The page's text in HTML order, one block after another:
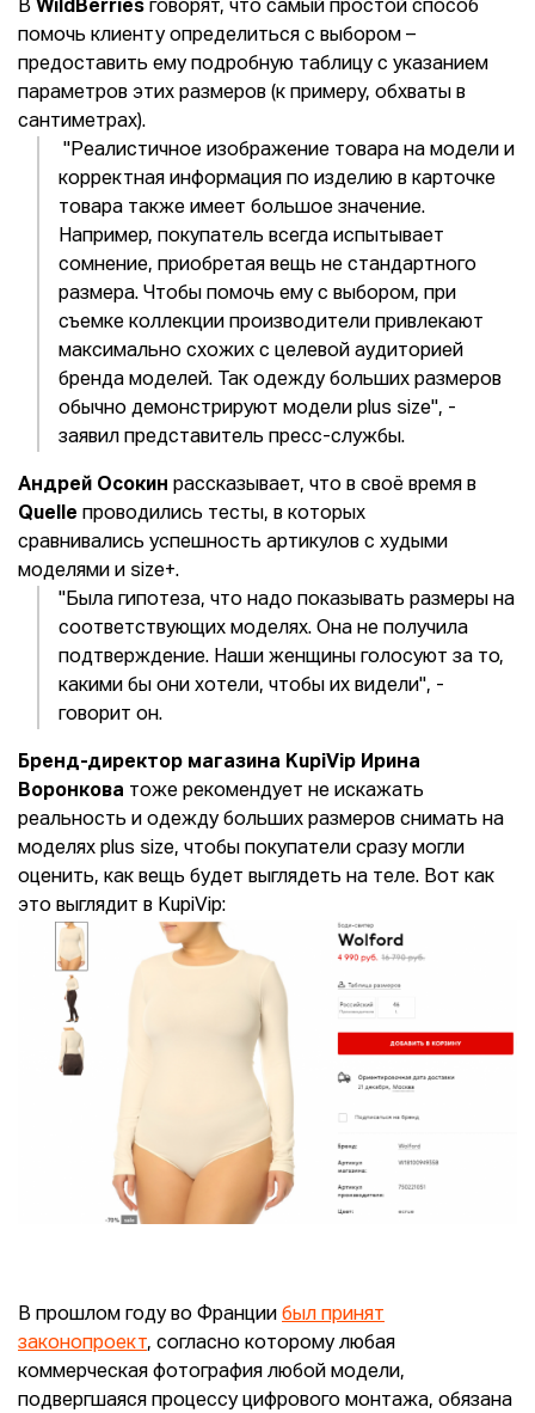
В WildBerries говорят, что самый простой способ
помочь клиенту определиться с выбором –
предоставить ему подробную таблицу с указанием
параметров этих размеров (к примеру, обхваты в
сантиметрах).
"Реалистичное изображение товара на модели и
корректная информация по изделию в карточке
товара также имеет большое значение.
Например, покупатель всегда испытывает
сомнение, приобретая вещь не стандартного
размера. Чтобы помочь ему с выбором, при
съемке коллекции производители привлекают
максимально схожих с целевой аудиторией
бренда моделей. Так одежду больших размеров
обычно демонстрируют модели plus size", -
заявил представитель пресс-службы.
Андрей Осокин рассказывает, что в своё время в
Quelle проводились тесты, в которых
сравнивались успешность артикулов с худыми
моделями и size+.
"Была гипотеза, что надо показывать размеры на
соответствующих моделях. Она не получила
подтверждение. Наши женщины голосуют за то,
какими бы они хотели, чтобы их видели", -
говорит он.
Бренд-директор магазина KupiVip Ирина
Воронкова тоже рекомендует не искажать
реальность и одежду больших размеров снимать на
моделях plus size, чтобы покупатели сразу могли
оценить, как вещь будет выглядеть на теле. Вот как
это выглядит в KupiVip:
В прошлом году во Франции был принят
законопроект, согласно которому любая
коммерческая фотография любой модели,
подвергшаяся процессу цифрового монтажа, обязана